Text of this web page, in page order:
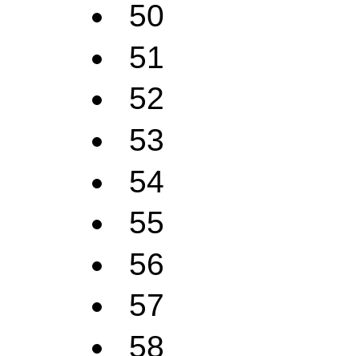
50
51
52
53
54
55
56
57
58